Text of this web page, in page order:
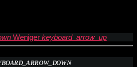
Weniger keyboard_arrow_up